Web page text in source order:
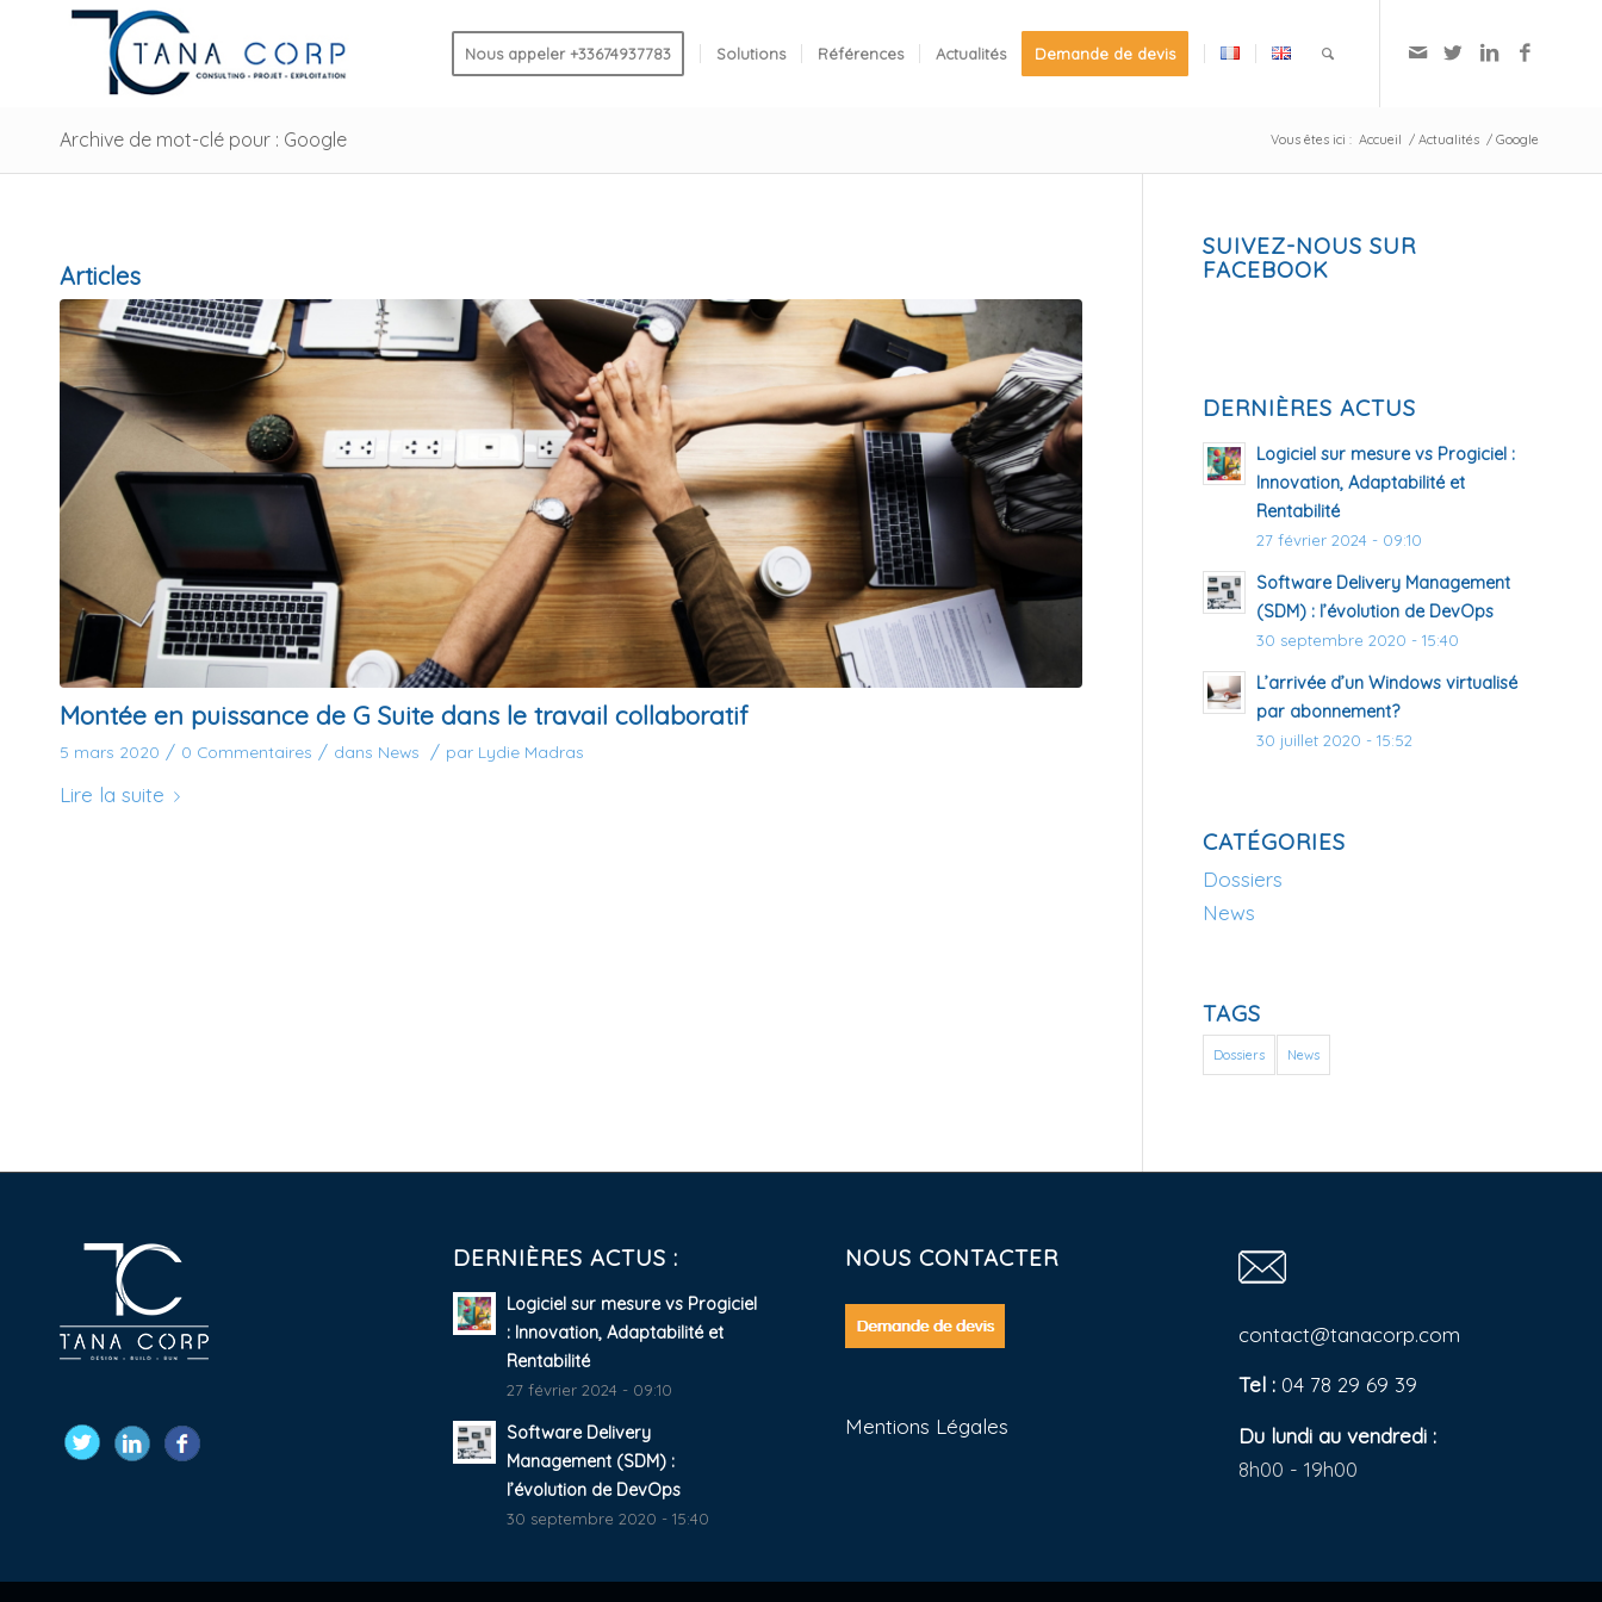
Nous appeler +33674937783 Solutions Références Actualités Demande de devis
Archive de mot-clé pour : Google Vous êtes ici : Accueil / Actualités / Google
Articles
Montée en puissance de G Suite dans le travail collaboratif
5 mars 2020 / 0 Commentaires / dans News / par Lydie Madras
Lire la suite
SUIVEZ-NOUS SUR
FACEBOOK
DERNIÈRES ACTUS
Logiciel sur mesure vs Progiciel :
Innovation, Adaptabilité et
Rentabilité
27 février 2024 - 09:10
Software Delivery Management
(SDM) : l’évolution de DevOps
30 septembre 2020 - 15:40
L’arrivée d’un Windows virtualisé
par abonnement?
30 juillet 2020 - 15:52
CATÉGORIES
Dossiers
News
TAGS
Dossiers News
DERNIÈRES ACTUS :
Logiciel sur mesure vs Progiciel
: Innovation, Adaptabilité et
Rentabilité
27 février 2024 - 09:10
Software Delivery
Management (SDM) :
l’évolution de DevOps
30 septembre 2020 - 15:40
NOUS CONTACTER
Mentions Légales
contact@tanacorp.com
Tel : 04 78 29 69 39
Du lundi au vendredi :
8h00 - 19h00